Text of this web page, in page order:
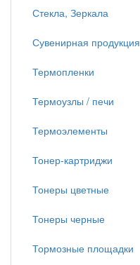
Стекла, Зеркала
Сувенирная продукция
Термопленки
Термоузлы / печи
Термоэлементы
Тонер-картриджи
Тонеры цветные
Тонеры черные
Тормозные площадки